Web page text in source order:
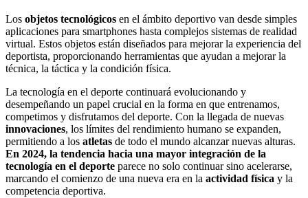
Los objetos tecnológicos en el ámbito deportivo van desde simples
aplicaciones para smartphones hasta complejos sistemas de realidad
virtual. Estos objetos están diseñados para mejorar la experiencia del
deportista, proporcionando herramientas que ayudan a mejorar la
técnica, la táctica y la condición física.
La tecnología en el deporte continuará evolucionando y
desempeñando un papel crucial en la forma en que entrenamos,
competimos y disfrutamos del deporte. Con la llegada de nuevas
innovaciones, los límites del rendimiento humano se expanden,
permitiendo a los atletas de todo el mundo alcanzar nuevas alturas.
En 2024, la tendencia hacia una mayor integración de la
tecnología en el deporte parece no solo continuar sino acelerarse,
marcando el comienzo de una nueva era en la actividad física y la
competencia deportiva.